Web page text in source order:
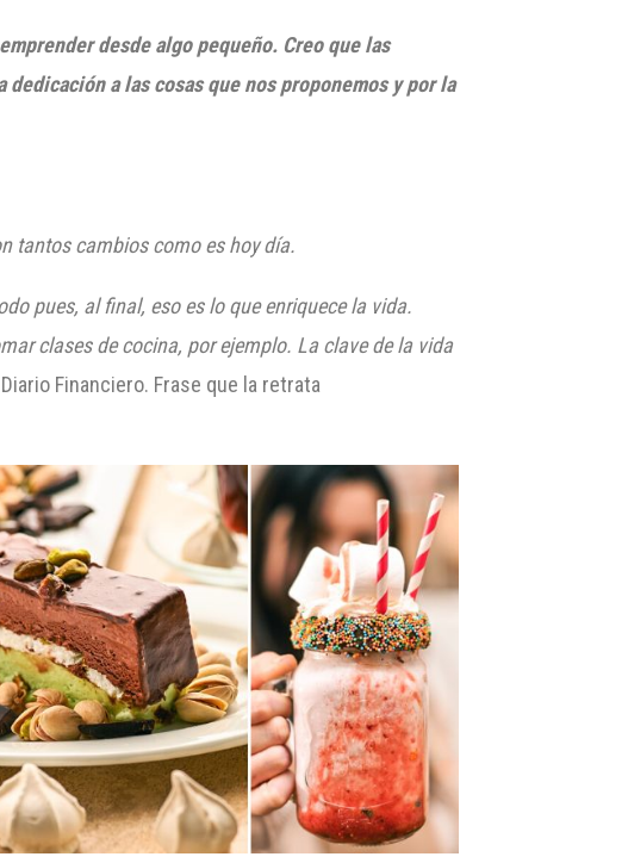
desde algo pequeño. Creo que las
a las cosas que nos proponemos y por la
tantos cambios como es hoy día.
pues, al final, eso es lo que enriquece la vida.
clases de cocina, por ejemplo. La clave de la vida
Financiero. Frase que la retrata